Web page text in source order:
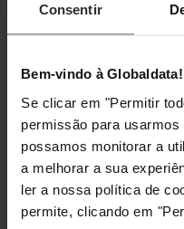
Consentir
Bem-vindo à Globaldata!
Se clicar em "Permitir
permissão para
possamos monitorar a
a melhorar a sua
ler a nossa política de
permite, clicando em
Largura 349 mm
Profundidade 314 mm
Altura 2,06 mm
Peso 2,93 kg
Embalagem